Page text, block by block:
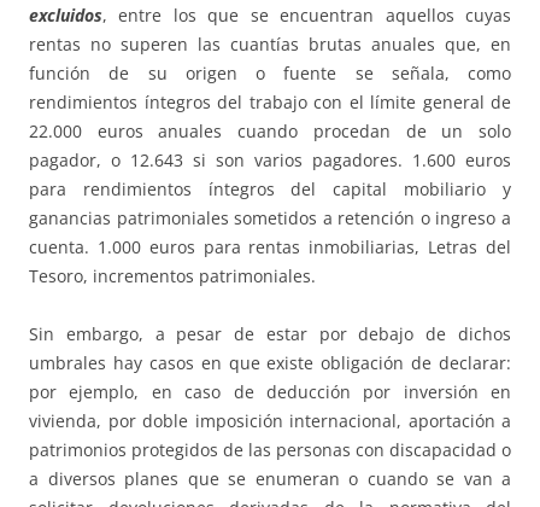
excluidos, entre los que se encuentran aquellos cuyas
rentas no superen las cuantías brutas anuales que, en
función de su origen o fuente se señala, como
rendimientos íntegros del trabajo con el límite general de
22.000 euros anuales cuando procedan de un solo
pagador, o 12.643 si son varios pagadores. 1.600 euros
para rendimientos íntegros del capital mobiliario y
ganancias patrimoniales sometidos a retención o ingreso a
cuenta. 1.000 euros para rentas inmobiliarias, Letras del
Tesoro, incrementos patrimoniales.
Sin embargo, a pesar de estar por debajo de dichos
umbrales hay casos en que existe obligación de declarar:
por ejemplo, en caso de deducción por inversión en
vivienda, por doble imposición internacional, aportación a
patrimonios protegidos de las personas con discapacidad o
a diversos planes que se enumeran o cuando se van a